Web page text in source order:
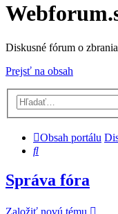
Diskusné fórum o
Prejsť na obsah
Obsah portálu
Hľadať
Správa fóra